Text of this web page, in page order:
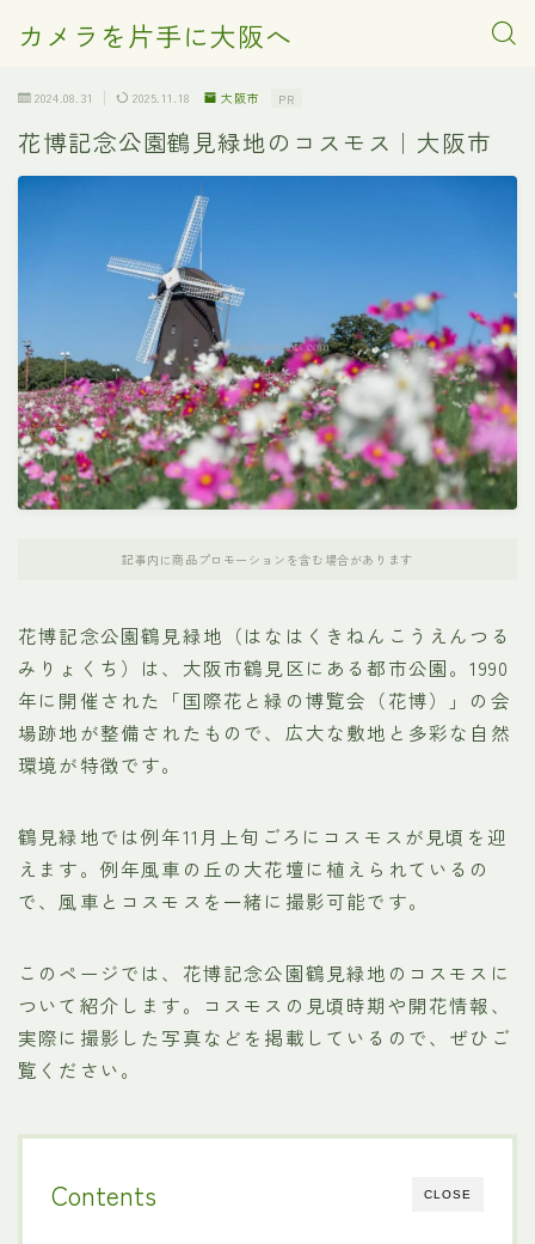
カメラを片手に大阪へ
2024.08.31 2025.11.18 大阪市 PR
花博記念公園鶴見緑地のコスモス｜大阪市
記事内に商品プロモーションを含む場合があります
花博記念公園鶴見緑地（はなはくきねんこうえんつる
みりょくち）は、大阪市鶴見区にある都市公園。1990
年に開催された「国際花と緑の博覧会（花博）」の会
場跡地が整備されたもので、広大な敷地と多彩な自然
環境が特徴です。
鶴見緑地では例年11月上旬ごろにコスモスが見頃を迎
えます。例年風車の丘の大花壇に植えられているの
で、風車とコスモスを一緒に撮影可能です。
このページでは、花博記念公園鶴見緑地のコスモスに
ついて紹介します。コスモスの見頃時期や開花情報、
実際に撮影した写真などを掲載しているので、ぜひご
覧ください。
CLOSE
Contents